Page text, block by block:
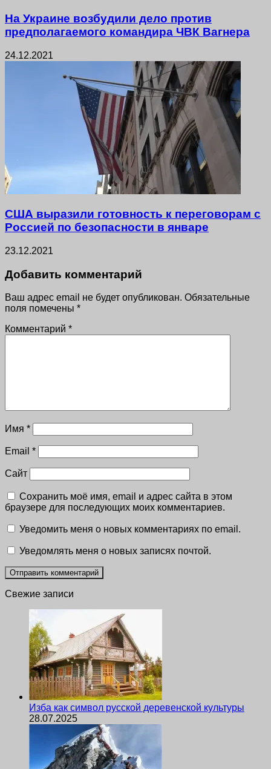
На Украине возбудили дело против
предполагаемого командира ЧВК Вагнера
24.12.2021
США выразили готовность к переговорам с
Россией по безопасности в январе
23.12.2021
Добавить комментарий
Ваш адрес email не будет опубликован. Обязательные
поля помечены *
Комментарий *
Имя *
Email *
Сайт
Сохранить моё имя, email и адрес сайта в этом
браузере для последующих моих комментариев.
Уведомить меня о новых комментариях по email.
Уведомлять меня о новых записях почтой.
Свежие записи
Изба как символ русской деревенской культуры
28.07.2025